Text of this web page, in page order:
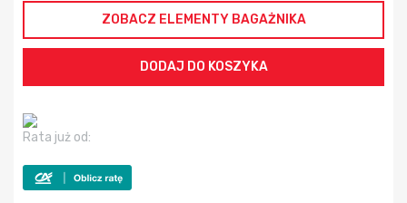
ZOBACZ ELEMENTY BAGAŻNIKA
Rata już od: